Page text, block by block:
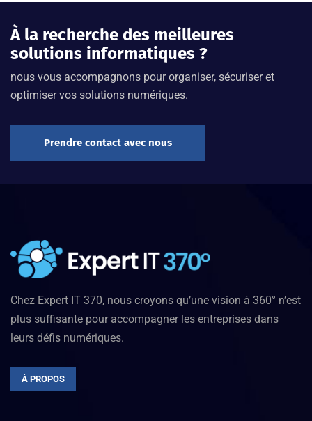
À la recherche des meilleures
solutions informatiques ?
nous vous accompagnons pour organiser, sécuriser et
optimiser vos solutions numériques.
Prendre contact avec nous
Chez Expert IT 370, nous croyons qu’une vision à 360° n’est
plus suffisante pour accompagner les entreprises dans
leurs défis numériques.
À PROPOS